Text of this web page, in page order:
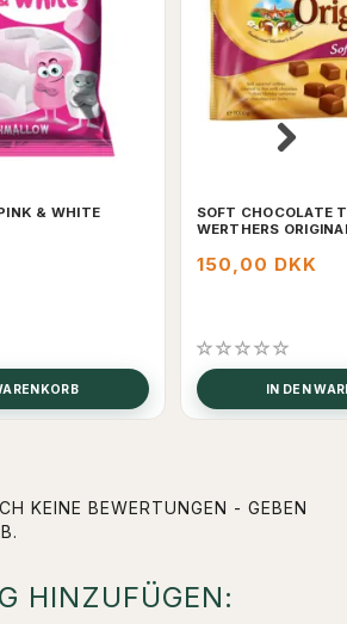
& WHITE
SOFT CHOCOLATE
WERTHERS
150,00 DKK
IN DEN
KEINE BEWERTUNGEN - GEBEN
HINZUFÜGEN: